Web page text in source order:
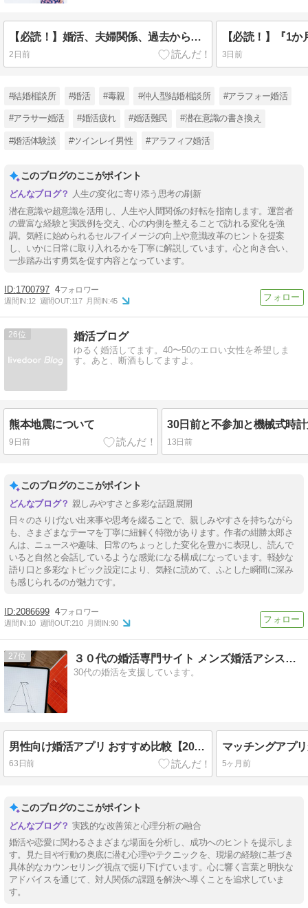
【必読！】婚活、夫婦関係、過去からの情報に惑わされない方法とは？？
2日前 3日前
#結婚相談所 #婚活 #毒親 #仲人型結婚相談所 #アラフォー婚活
#アラサー婚活 #婚活疲れ #婚活難民 #潜在意識の書き換え
#婚活体験談 #ツインレイ男性 #アラフィフ婚活
このブログのここがポイント
人生の変化に寄り添う思考の刷新
潜在意識や超意識を活用し、人生や人間関係の好転を指南します。運営者
の豊富な経験と実践例を交え、心の内側を整えることで訪れる変化を強
調。気軽に始められるセルフイメージの向上や意識改革のヒントを提案
し、いかに日常に取り入れるかを丁寧に解説しています。心と向き合い、
一歩踏み出す勇気を促す内容となっています。
1700797 4
週間IN:12 週間OUT:117 月間IN:45
26 婚活ブログ
ゆるく婚活してます。40〜50のエロい女性を希望しま
す。あと、断酒もしてますよ。
熊本地震について
9日前 13日前
このブログのここがポイント
親しみやすさと多彩な話題展開
日々のさりげない出来事や思考を綴ることで、親しみやすさを持ちながら
も、さまざまなテーマを丁寧に紐解く特徴があります。作者の紺勝太郎さ
んは、ニュースや趣味、日常のちょっとした変化を豊かに表現し、読んで
いると自然と会話しているような感覚になる構成になっています。軽妙な
語り口と多彩なトピック設定により、気軽に読めて、ふとした瞬間に深み
も感じられるのが魅力です。
2086699 4
週間IN:10 週間OUT:210 月間IN:90
27 ３０代の婚活専門サイト メンズ婚活アシスト for 30’s
30代の婚活を支援しています。
男性向け婚活アプリ おすすめ比較【2026年最新】
63日前 5ヶ月前
このブログのここがポイント
実践的な改善策と心理分析の融合
婚活や恋愛に関わるさまざまな場面を分析し、成功へのヒントを提示しま
す。見た目や行動の奥底に潜む心理やテクニックを、現場の経験に基づき
具体的なカウンセリング視点で掘り下げています。心に響く言葉と明快な
アドバイスを通じて、対人関係の課題を解決へ導くことを追求していま
す。